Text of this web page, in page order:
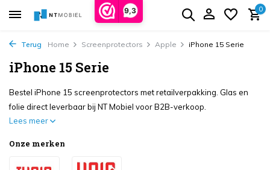
9,3 0
Terug Home Screenprotectors Apple iPhone 15 Serie
iPhone 15 Serie
Bestel iPhone 15 screenprotectors met retailverpakking. Glas en
folie direct leverbaar bij NT Mobiel voor B2B-verkoop.
Lees meer
Onze merken